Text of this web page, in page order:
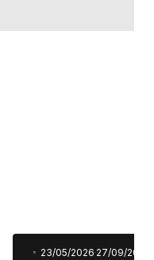
23/05/2026 27/09/2026